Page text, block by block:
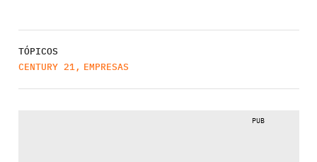
TÓPICOS
CENTURY 21, EMPRESAS
PUB